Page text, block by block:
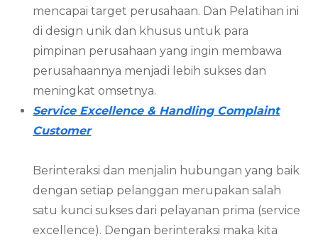
mencapai target perusahaan. Dan Pelatihan ini
di design unik dan khusus untuk para
pimpinan perusahaan yang ingin membawa
perusahaannya menjadi lebih sukses dan
meningkat omsetnya.
Service Excellence & Handling Complaint
Customer
Berinteraksi dan menjalin hubungan yang baik
dengan setiap pelanggan merupakan salah
satu kunci sukses dari pelayanan prima (service
excellence). Dengan berinteraksi maka kita